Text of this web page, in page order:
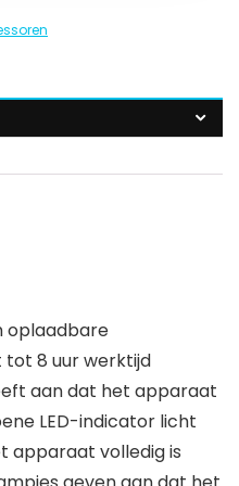
oplaadbare
8 uur werktijd
aan dat het apparaat
LED-indicator licht
apparaat volledig is